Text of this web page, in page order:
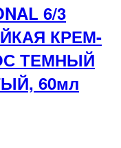
6/3
КРЕМ-
ТЕМНЫЙ
60мл